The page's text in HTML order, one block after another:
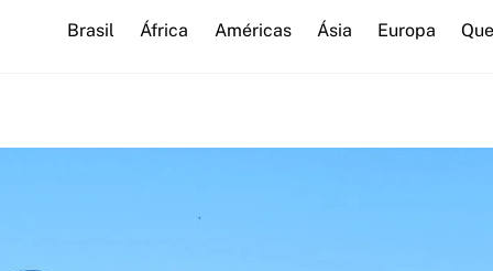
Brasil África Américas Ásia Europa